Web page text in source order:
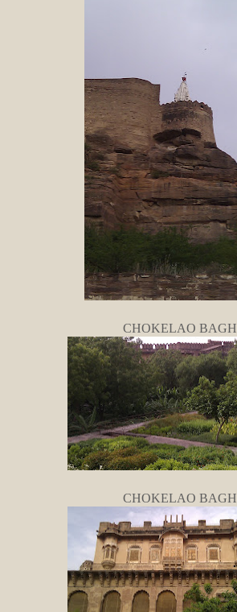
CHOKELAO BAGH
CHOKELAO BAGH